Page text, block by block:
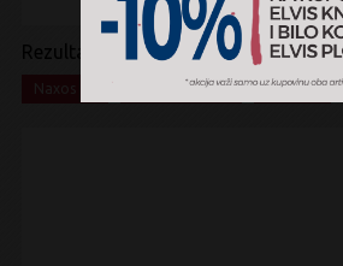
Rezultati pretrage:
Soundtrack x Vinyl x